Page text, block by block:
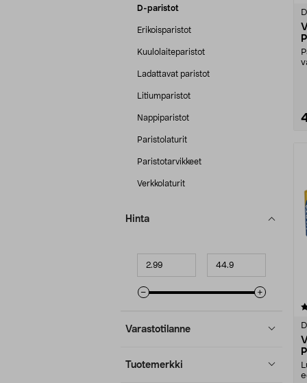
D-paristot
Erikoisparistot
Kuulolaiteparistot
Ladattavat paristot
Litiumparistot
Nappiparistot
Paristolaturit
Paristotarvikkeet
Verkkolaturit
Hinta
Varastotilanne
Tuotemerkki